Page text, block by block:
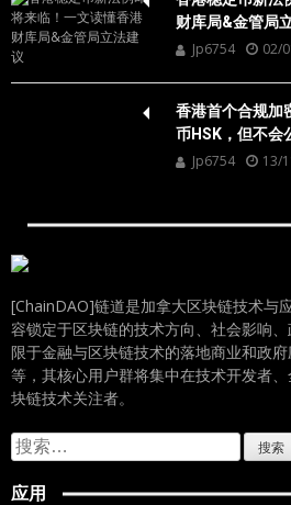
财库局&金管局
Jp6754 02/
香港首个合规加
币HSK，但不会
Jp6754 13/
[ChainDAO]链道是加拿大区块链技术与
容锁定于区块链的技术方向、社会影响
限于金融与区块链技术的落地商业和政
等，其核心用户群将集中在技术开发者
块链技术关注者。
搜
索：
应用